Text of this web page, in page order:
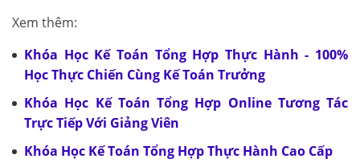
Xem thêm:
Khóa Học Kế Toán Tổng Hợp Thực Hành - 100%
Học Thực Chiến Cùng Kế Toán Trưởng
Khóa Học Kế Toán Tổng Hợp Online Tương Tác
Trực Tiếp Với Giảng Viên
Khóa Học Kế Toán Tổng Hợp Thực Hành Cao Cấp